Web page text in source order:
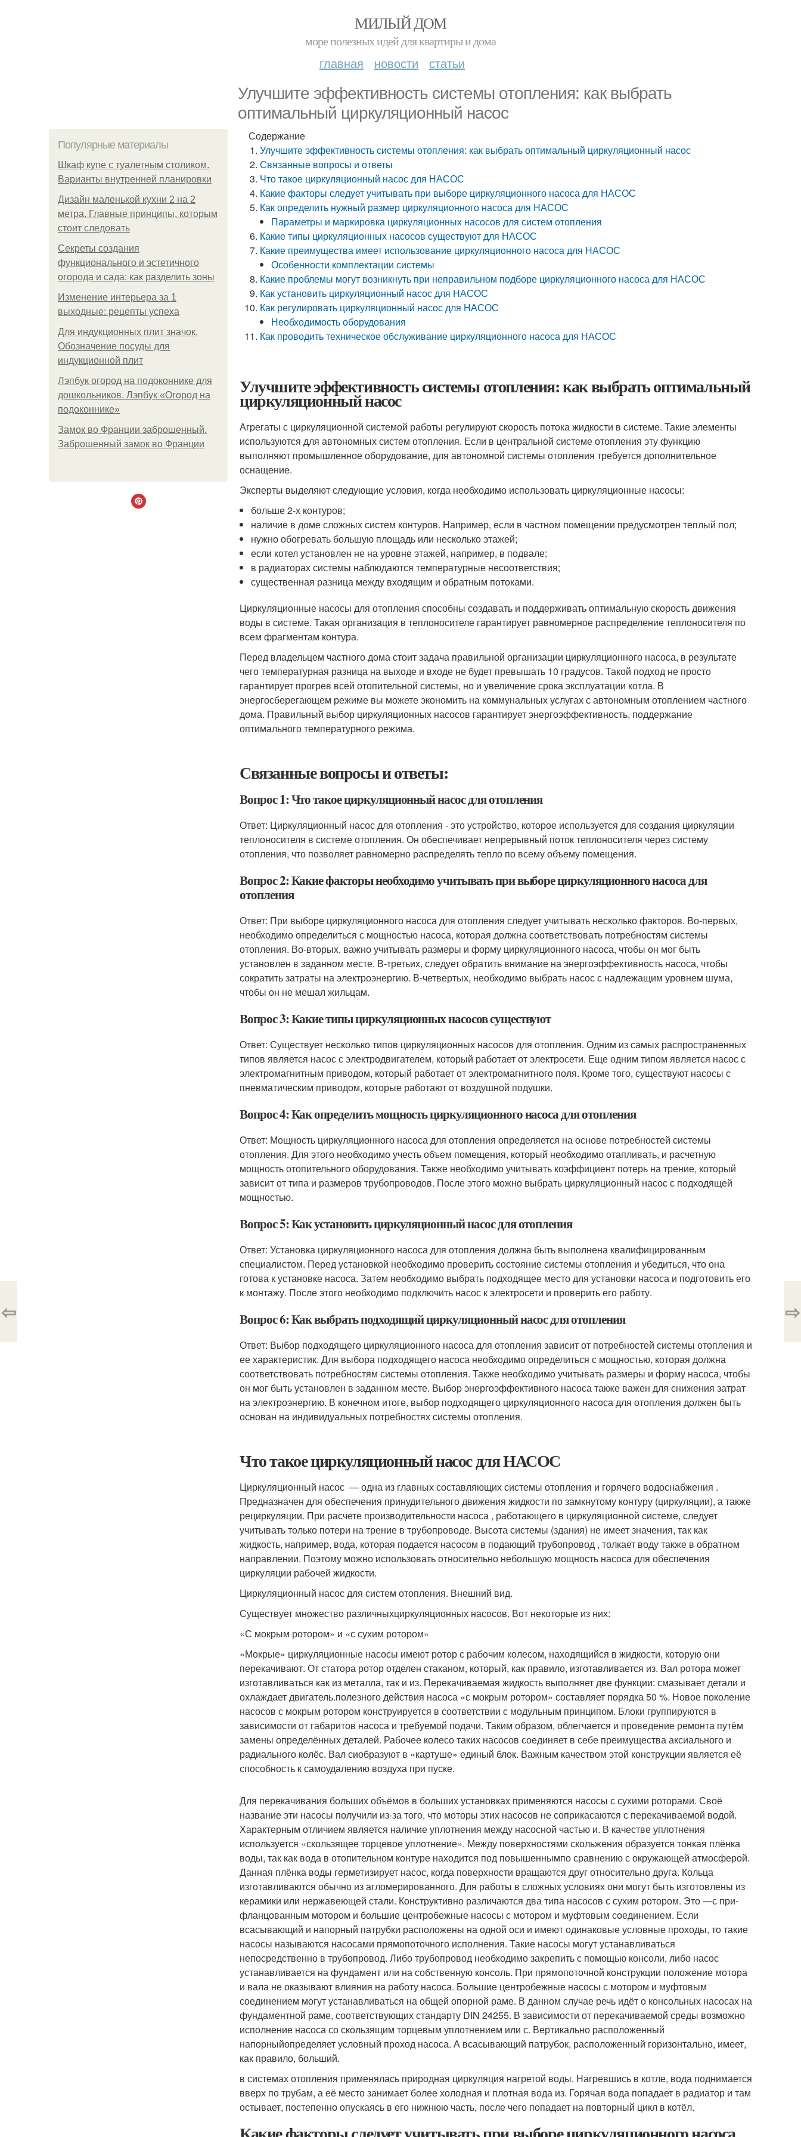
МИЛЫЙ ДОМ
море полезных идей для квартиры и дома
главная новости статьи
Улучшите эффективность системы отопления: как выбрать
оптимальный циркуляционный насос
Популярные материалы
Шкаф купе с туалетным столиком.
Варианты внутренней планировки
Дизайн маленькой кухни 2 на 2
метра. Главные принципы, которым
стоит следовать
Секреты создания
функционального и эстетичного
огорода и сада: как разделить зоны
Изменение интерьера за 1
выходные: рецепты успеха
Для индукционных плит значок.
Обозначение посуды для
индукционной плит
Лэпбук огород на подоконнике для
дошкольников. Лэпбук «Огород на
подоконнике»
Замок во Франции заброшенный.
Заброшенный замок во Франции
Содержание
Улучшите эффективность системы отопления: как выбрать оптимальный циркуляционный насос
Связанные вопросы и ответы
Что такое циркуляционный насос для НАСОС
Какие факторы следует учитывать при выборе циркуляционного насоса для НАСОС
Как определить нужный размер циркуляционного насоса для НАСОС
Параметры и маркировка циркуляционных насосов для систем отопления
Какие типы циркуляционных насосов существуют для НАСОС
Какие преимущества имеет использование циркуляционного насоса для НАСОС
Особенности комплектации системы
Какие проблемы могут возникнуть при неправильном подборе циркуляционного насоса для НАСОС
Как установить циркуляционный насос для НАСОС
Как регулировать циркуляционный насос для НАСОС
Необходимость оборудования
Как проводить техническое обслуживание циркуляционного насоса для НАСОС
Улучшите эффективность системы отопления: как выбрать оптимальный
циркуляционный насос
Агрегаты с циркуляционной системой работы регулируют скорость потока жидкости в системе. Такие элементы
используются для автономных систем отопления. Если в центральной системе отопления эту функцию
выполняют промышленное оборудование, для автономной системы отопления требуется дополнительное
оснащение.
Эксперты выделяют следующие условия, когда необходимо использовать циркуляционные насосы:
больше 2-х контуров;
наличие в доме сложных систем контуров. Например, если в частном помещении предусмотрен теплый пол;
нужно обогревать большую площадь или несколько этажей;
если котел установлен не на уровне этажей, например, в подвале;
в радиаторах системы наблюдаются температурные несоответствия;
существенная разница между входящим и обратным потоками.
Циркуляционные насосы для отопления способны создавать и поддерживать оптимальную скорость движения
воды в системе. Такая организация в теплоносителе гарантирует равномерное распределение теплоносителя по
всем фрагментам контура.
Перед владельцем частного дома стоит задача правильной организации циркуляционного насоса, в результате
чего температурная разница на выходе и входе не будет превышать 10 градусов. Такой подход не просто
гарантирует прогрев всей отопительной системы, но и увеличение срока эксплуатации котла. В
энергосберегающем режиме вы можете экономить на коммунальных услугах с автономным отоплением частного
дома. Правильный выбор циркуляционных насосов гарантирует энергоэффективность, поддержание
оптимального температурного режима.
Связанные вопросы и ответы:
Вопрос 1: Что такое циркуляционный насос для отопления
Ответ: Циркуляционный насос для отопления - это устройство, которое используется для создания циркуляции
теплоносителя в системе отопления. Он обеспечивает непрерывный поток теплоносителя через систему
отопления, что позволяет равномерно распределять тепло по всему объему помещения.
Вопрос 2: Какие факторы необходимо учитывать при выборе циркуляционного насоса для
отопления
Ответ: При выборе циркуляционного насоса для отопления следует учитывать несколько факторов. Во-первых,
необходимо определиться с мощностью насоса, которая должна соответствовать потребностям системы
отопления. Во-вторых, важно учитывать размеры и форму циркуляционного насоса, чтобы он мог быть
установлен в заданном месте. В-третьих, следует обратить внимание на энергоэффективность насоса, чтобы
сократить затраты на электроэнергию. В-четвертых, необходимо выбрать насос с надлежащим уровнем шума,
чтобы он не мешал жильцам.
Вопрос 3: Какие типы циркуляционных насосов существуют
Ответ: Существует несколько типов циркуляционных насосов для отопления. Одним из самых распространенных
типов является насос с электродвигателем, который работает от электросети. Еще одним типом является насос с
электромагнитным приводом, который работает от электромагнитного поля. Кроме того, существуют насосы с
пневматическим приводом, которые работают от воздушной подушки.
Вопрос 4: Как определить мощность циркуляционного насоса для отопления
Ответ: Мощность циркуляционного насоса для отопления определяется на основе потребностей системы
отопления. Для этого необходимо учесть объем помещения, который необходимо отапливать, и расчетную
мощность отопительного оборудования. Также необходимо учитывать коэффициент потерь на трение, который
зависит от типа и размеров трубопроводов. После этого можно выбрать циркуляционный насос с подходящей
мощностью.
Вопрос 5: Как установить циркуляционный насос для отопления
Ответ: Установка циркуляционного насоса для отопления должна быть выполнена квалифицированным
специалистом. Перед установкой необходимо проверить состояние системы отопления и убедиться, что она
готова к установке насоса. Затем необходимо выбрать подходящее место для установки насоса и подготовить его
к монтажу. После этого необходимо подключить насос к электросети и проверить его работу.
Вопрос 6: Как выбрать подходящий циркуляционный насос для отопления
Ответ: Выбор подходящего циркуляционного насоса для отопления зависит от потребностей системы отопления и
ее характеристик. Для выбора подходящего насоса необходимо определиться с мощностью, которая должна
соответствовать потребностям системы отопления. Также необходимо учитывать размеры и форму насоса, чтобы
он мог быть установлен в заданном месте. Выбор энергоэффективного насоса также важен для снижения затрат
на электроэнергию. В конечном итоге, выбор подходящего циркуляционного насоса для отопления должен быть
основан на индивидуальных потребностях системы отопления.
Что такое циркуляционный насос для НАСОС
Циркуляционный насос — одна из главных составляющих системы отопления и горячего водоснабжения .
Предназначен для обеспечения принудительного движения жидкости по замкнутому контуру (циркуляции), а также
рециркуляции. При расчете производительности насоса , работающего в циркуляционной системе, следует
учитывать только потери на трение в трубопроводе. Высота системы (здания) не имеет значения, так как
жидкость, например, вода, которая подается насосом в подающий трубопровод , толкает воду также в обратном
направлении. Поэтому можно использовать относительно небольшую мощность насоса для обеспечения
циркуляции рабочей жидкости.
Циркуляционный насос для систем отопления. Внешний вид.
Существует множество различныхциркуляционных насосов. Вот некоторые из них:
«С мокрым ротором» и «с сухим ротором»
«Мокрые» циркуляционные насосы имеют ротор с рабочим колесом, находящийся в жидкости, которую они
перекачивают. От статора ротор отделен стаканом, который, как правило, изготавливается из. Вал ротора может
изготавливаться как из металла, так и из. Перекачиваемая жидкость выполняет две функции: смазывает детали и
охлаждает двигатель.полезного действия насоса «с мокрым ротором» составляет порядка 50 %. Новое поколение
насосов с мокрым ротором конструируется в соответствии с модульным принципом. Блоки группируются в
зависимости от габаритов насоса и требуемой подачи. Таким образом, облегчается и проведение ремонта путём
замены определённых деталей. Рабочее колесо таких насосов соединяет в себе преимущества аксиального и
радиального колёс. Вал сиобразуют в «картуше» единый блок. Важным качеством этой конструкции является её
способность к самоудалению воздуха при пуске.
Для перекачивания больших объёмов в больших установках применяются насосы с сухими роторами. Своё
название эти насосы получили из-за того, что моторы этих насосов не соприкасаются с перекачиваемой водой.
Характерным отличием является наличие уплотнения между насосной частью и. В качестве уплотнения
используется «скользящее торцевое уплотнение». Между поверхностями скольжения образуется тонкая плёнка
воды, так как вода в отопительном контуре находится под повышеннымпо сравнению с окружающей атмосферой.
Данная плёнка воды герметизирует насос, когда поверхности вращаются друг относительно друга. Кольца
изготавливаются обычно из агломерированного. Для работы в сложных условиях они могут быть изготовлены из
керамики или нержавеющей стали. Конструктивно различаются два типа насосов с сухим ротором. Это —с при-
фланцованным мотором и большие центробежные насосы с мотором и муфтовым соединением. Если
всасывающий и напорный патрубки расположены на одной оси и имеют одинаковые условные проходы, то такие
насосы называются насосами прямопоточного исполнения. Такие насосы могут устанавливаться
непосредственно в трубопровод. Либо трубопровод необходимо закрепить с помощью консоли, либо насос
устанавливается на фундамент или на собственную консоль. При прямопоточной конструкции положение мотора
и вала не оказывают влияния на работу насоса. Большие центробежные насосы с мотором и муфтовым
соединением могут устанавливаться на общей опорной раме. В данном случае речь идёт о консольных насосах на
фундаментной раме, соответствующих стандарту DIN 24255. В зависимости от перекачиваемой среды возможно
исполнение насоса со скользящим торцевым уплотнением или с. Вертикально расположенный
напорныйопределяет условный проход насоса. А всасывающий патрубок, расположенный горизонтально, имеет,
как правило, больший.
в системах отопления применялась природная циркуляция нагретой воды. Нагревшись в котле, вода поднимается
вверх по трубам, а её место занимает более холодная и плотная вода из. Горячая вода попадает в радиатор и там
остывает, постепенно опускаясь в его нижнюю часть, после чего попадает на повторный цикл в котёл.
⇦ ⇨